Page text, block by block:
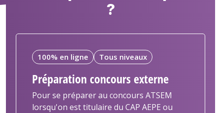
?
100% en ligne Tous niveaux
Préparation concours externe
Pour se préparer au concours ATSEM
lorsqu'on est titulaire du CAP AEPE ou